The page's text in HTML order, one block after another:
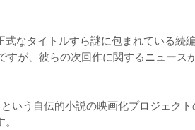
なタイトルすら謎に包まれている続
が、彼らの次回作に関するニュース
う自伝的小説の映画化プロジェクト